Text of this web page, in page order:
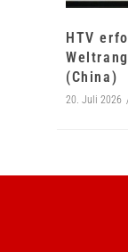
HTV
(China)
20. Juli 2026